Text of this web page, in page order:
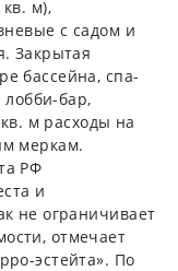
м),
с садом и
Закрытая
бассейна, спа-
лобби-бар,
м расходы на
меркам.
РФ
и
не ограничивает
отмечает
эстейта». По